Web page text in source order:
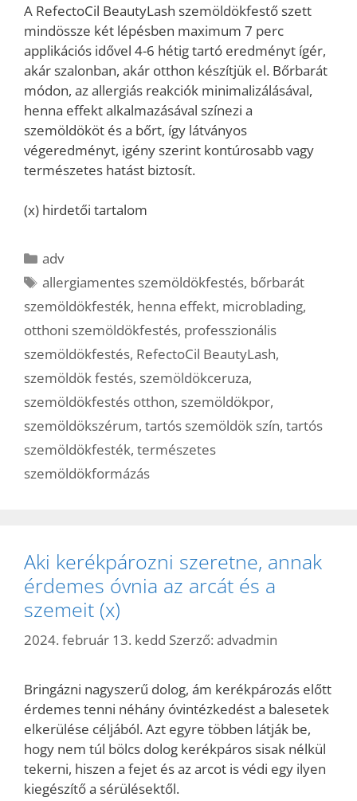
A RefectoCil BeautyLash szemöldökfestő szett
mindössze két lépésben maximum 7 perc
applikációs idővel 4-6 hétig tartó eredményt ígér,
akár szalonban, akár otthon készítjük el. Bőrbarát
módon, az allergiás reakciók minimalizálásával,
henna effekt alkalmazásával színezi a
szemöldököt és a bőrt, így látványos
végeredményt, igény szerint kontúrosabb vagy
természetes hatást biztosít.
(x) hirdetői tartalom
Kategória
adv
Címkék
allergiamentes szemöldökfestés, bőrbarát
szemöldökfesték, henna effekt, microblading,
otthoni szemöldökfestés, professzionális
szemöldökfestés, RefectoCil BeautyLash,
szemöldök festés, szemöldökceruza,
szemöldökfestés otthon, szemöldökpor,
szemöldökszérum, tartós szemöldök szín, tartós
szemöldökfesték, természetes
szemöldökformázás
Aki kerékpározni szeretne, annak
érdemes óvnia az arcát és a
szemeit (x)
2024. február 13. kedd Szerző: advadmin
Bringázni nagyszerű dolog, ám kerékpározás előtt
érdemes tenni néhány óvintézkedést a balesetek
elkerülése céljából. Azt egyre többen látják be,
hogy nem túl bölcs dolog kerékpáros sisak nélkül
tekerni, hiszen a fejet és az arcot is védi egy ilyen
kiegészítő a sérülésektől.